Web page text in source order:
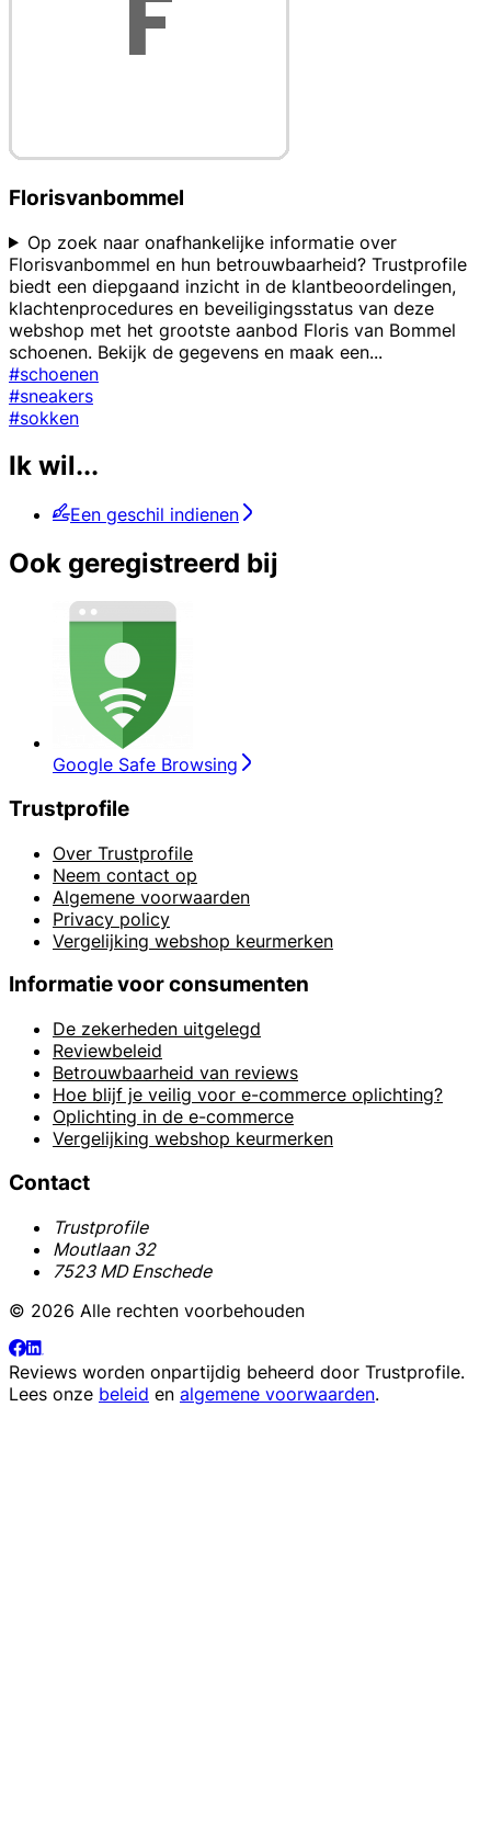
Florisvanbommel
Op zoek naar onafhankelijke informatie over
Florisvanbommel en hun betrouwbaarheid? Trustprofile
biedt een diepgaand inzicht in de klantbeoordelingen,
klachtenprocedures en beveiligingsstatus van deze
webshop met het grootste aanbod Floris van Bommel
schoenen. Bekijk de gegevens en maak een...
#schoenen
#sneakers
#sokken
Ik wil...
Een geschil indienen
Ook geregistreerd bij
Google Safe Browsing
Trustprofile
Over Trustprofile
Neem contact op
Algemene voorwaarden
Privacy policy
Vergelijking webshop keurmerken
Informatie voor consumenten
De zekerheden uitgelegd
Reviewbeleid
Betrouwbaarheid van reviews
Hoe blijf je veilig voor e-commerce oplichting?
Oplichting in de e-commerce
Vergelijking webshop keurmerken
Contact
Trustprofile
Moutlaan 32
7523 MD Enschede
© 2026 Alle rechten voorbehouden
Reviews worden onpartijdig beheerd door Trustprofile.
Lees onze beleid en algemene voorwaarden.